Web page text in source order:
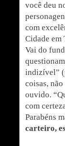
você deu
com
Cidade em
Vai do
indizível”
coisas,
ouvido.
com
Parabéns
carteiro,